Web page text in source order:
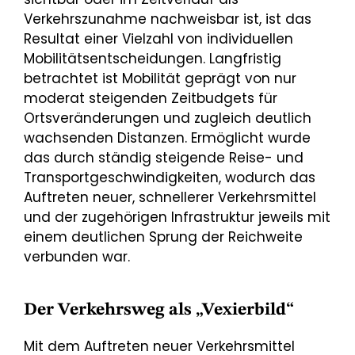
Verkehrszunahme nachweisbar ist, ist das
Resultat einer Vielzahl von individuellen
Mobilitätsentscheidungen. Langfristig
betrachtet ist Mobilität geprägt von nur
moderat steigenden Zeitbudgets für
Ortsveränderungen und zugleich deutlich
wachsenden Distanzen. Ermöglicht wurde
das durch ständig steigende Reise- und
Transportgeschwindigkeiten, wodurch das
Auftreten neuer, schnellerer Verkehrsmittel
und der zugehörigen Infrastruktur jeweils mit
einem deutlichen Sprung der Reichweite
verbunden war.
Der Verkehrsweg als „Vexierbild“
Mit dem Auftreten neuer Verkehrsmittel